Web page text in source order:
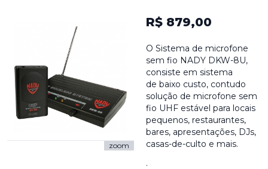
zoom
R$ 879,00
O Sistema de microfone
sem fio NADY DKW-8U,
consiste em sistema
de baixo custo, contudo
solução de microfone sem
fio UHF estável para locais
pequenos, restaurantes,
bares, apresentações, DJs,
casas-de-culto e mais.
.